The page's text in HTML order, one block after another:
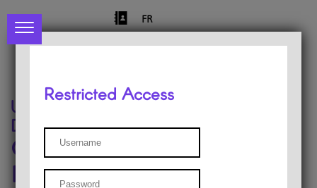
FR
University of Liège
Départment of Philosophy
Center for Phenomenological
Research
Restricted Access